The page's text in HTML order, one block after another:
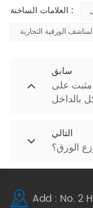
العلامات الساخنة :
الورقية التجارية
سابق
مثبت على
بالداخل
التالي
الورق؟
Add : No. 2